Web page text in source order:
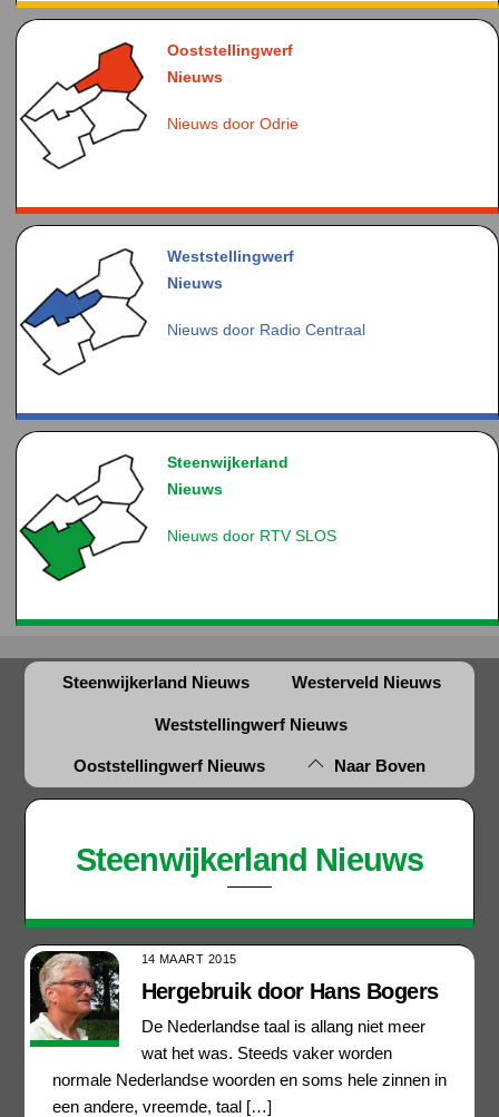
Ooststellingwerf
Nieuws
Nieuws door Odrie
Weststellingwerf
Nieuws
Nieuws door Radio Centraal
Steenwijkerland
Nieuws
Nieuws door RTV SLOS
Steenwijkerland Nieuws Westerveld Nieuws
Weststellingwerf Nieuws
Ooststellingwerf Nieuws Naar Boven
Steenwijkerland Nieuws
14 MAART 2015
Hergebruik door Hans Bogers
De Nederlandse taal is allang niet meer
wat het was. Steeds vaker worden
normale Nederlandse woorden en soms hele zinnen in
een andere, vreemde, taal […]